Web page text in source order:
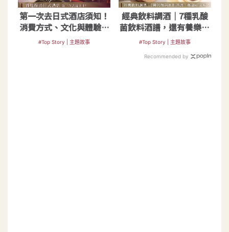
第一次去日式酒店須知！
消費方式、文化與體驗介
紹
#Top Story | 主題故事
經典飲料調酒｜7種乳酸
菌飲料酒譜，還有養樂多
燒酒和沙瓦
#Top Story | 主題故事
Recommended by